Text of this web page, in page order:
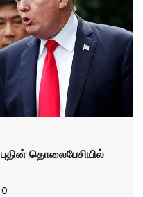
தொலைபேசியில்
0